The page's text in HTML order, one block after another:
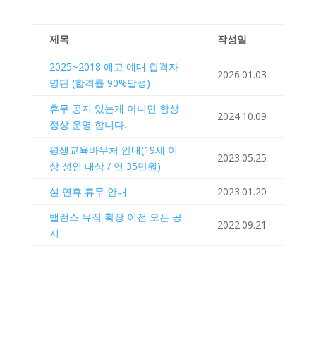
제목 작성일
2025~2018 예고 예대 합격자
명단 (합격률 90%달성)
2026.01.03
휴무 공지 있는게 아니면 항상
정상 운영 합니다.
2024.10.09
평생교육바우처 안내(19세 이
상 성인 대상 / 연 35만원)
2023.05.25
설 연휴 휴무 안내
2023.01.20
밸런스 뮤직 확장 이전 오픈 공
지
2022.09.21